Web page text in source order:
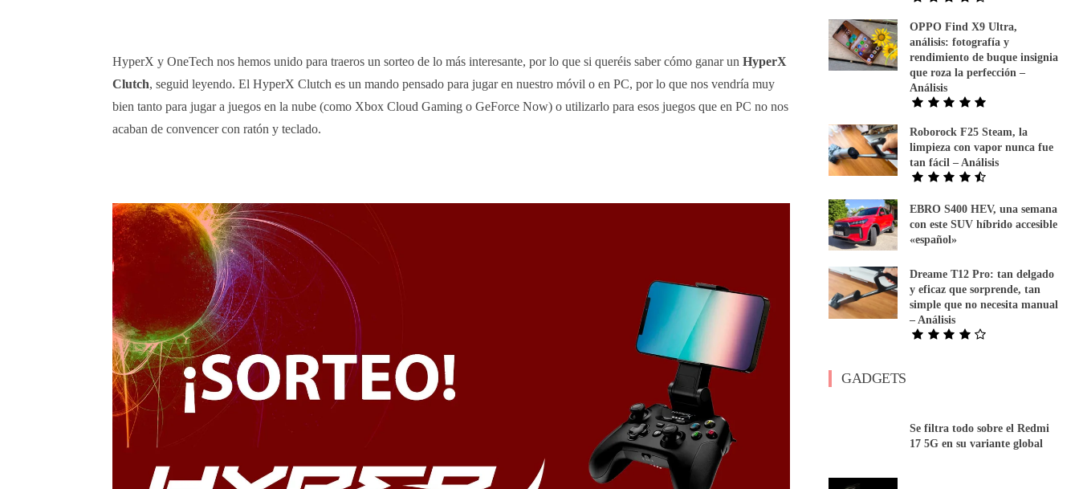
HyperX y OneTech nos hemos unido para traeros un sorteo de lo más interesante, por lo que si queréis saber cómo ganar un HyperX
Clutch, seguid leyendo. El HyperX Clutch es un mando pensado para jugar en nuestro móvil o en PC, por lo que nos vendría muy
bien tanto para jugar a juegos en la nube (como Xbox Cloud Gaming o GeForce Now) o utilizarlo para esos juegos que en PC no nos
acaban de convencer con ratón y teclado.
OPPO Find X9 Ultra,
análisis: fotografía y
rendimiento de buque insignia
que roza la perfección –
Análisis
Roborock F25 Steam, la
limpieza con vapor nunca fue
tan fácil – Análisis
EBRO S400 HEV, una semana
con este SUV híbrido accesible
«español»
Dreame T12 Pro: tan delgado
y eficaz que sorprende, tan
simple que no necesita manual
– Análisis
GADGETS
Se filtra todo sobre el Redmi
17 5G en su variante global